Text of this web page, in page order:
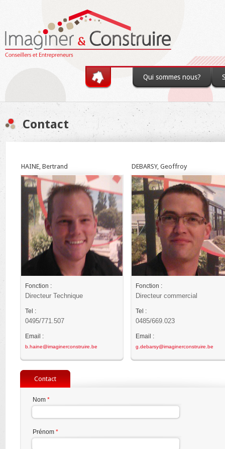
Qui sommes nous?
You are here
Contact
HAINE, Bertrand
Fonction :
Directeur Technique
Tel :
0495/771.507
Email :
b.haine@imaginerconstruire.be
DEBARSY, Geoffroy
Fonction :
Directeur commercial
Tel :
0485/669.023
Email :
g.debarsy@imaginerconstruire.be
Contact
Nom *
Prénom *